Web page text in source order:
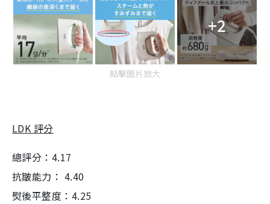
+2
點擊圖片放大
LDK 評分
總評分：4.17
抗皺能力： 4.40
熨後平整度：4.25